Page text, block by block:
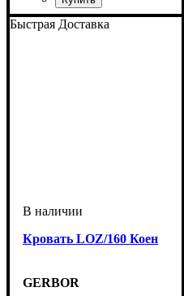
Быстрая Доставка
Кровать LOZ/160 Коен
GERBOR